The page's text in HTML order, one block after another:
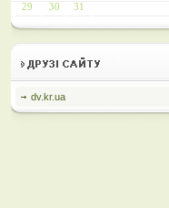
29
30 31
dv.kr.ua